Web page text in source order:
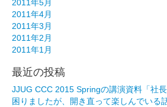
2011年5月
2011年4月
2011年3月
2011年2月
2011年1月
最近の投稿
JJUG CCC 2015 Springの講演資料「社
困りましたが、開き直って楽しんでいる